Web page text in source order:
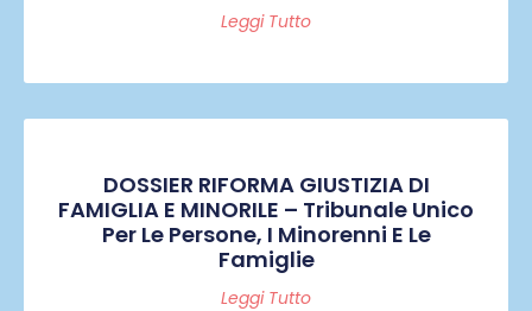
Leggi Tutto
DOSSIER RIFORMA GIUSTIZIA DI
FAMIGLIA E MINORILE – Tribunale Unico
Per Le Persone, I Minorenni E Le
Famiglie
Leggi Tutto